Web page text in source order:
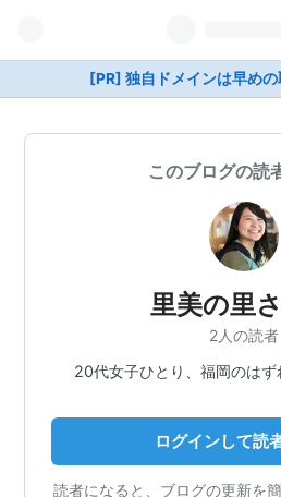
[PR] 独自ドメインは早めの
このブログの読
里美の里
2人の読者
20代女子ひとり、福岡のはず
ログインして読
読者になると、ブログの更新を